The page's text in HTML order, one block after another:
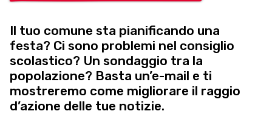
Il tuo comune sta pianificando una
festa? Ci sono problemi nel consiglio
scolastico? Un sondaggio tra la
popolazione? Basta un’e-mail e ti
mostreremo come migliorare il raggio
d’azione delle tue notizie.